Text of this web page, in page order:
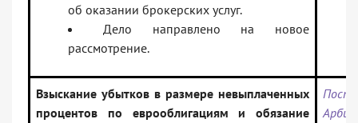
об оказании брокерских услуг.
Дело направлено на новое
рассмотрение.
Взыскание убытков в размере невыплаченных
процентов по еврооблигациям и обязание